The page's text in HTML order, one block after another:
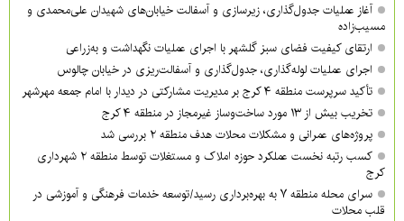
آغاز عملیات جدول‌گذاری، زیرسازی و آسفالت خیابان‌های شهیدان علی‌محمدی و
مسیب‌زاده
ارتقای کیفیت فضای سبز گلشهر با اجرای عملیات نگهداشت و به‌زراعی
اجرای عملیات لوله‌گذاری، جدول‌گذاری و آسفالت‌ریزی در خیابان چالوس
تأکید سرپرست منطقه ۴ کرج بر مدیریت مشارکتی در دیدار با امام جمعه مهرشهر
تخریب بیش از ۱۳ مورد ساخت‌وساز غیرمجاز در منطقه ۴ کرج
پروژه‌های عمرانی و مشکلات محلات هدف منطقه ۲ بررسی شد
کسب رتبه نخست عملکرد حوزه املاک و مستغلات توسط منطقه ۲ شهرداری
کرج
سرای محله منطقه ۷ به بهره‌برداری رسید/توسعه خدمات فرهنگی و آموزشی در
قلب محلات